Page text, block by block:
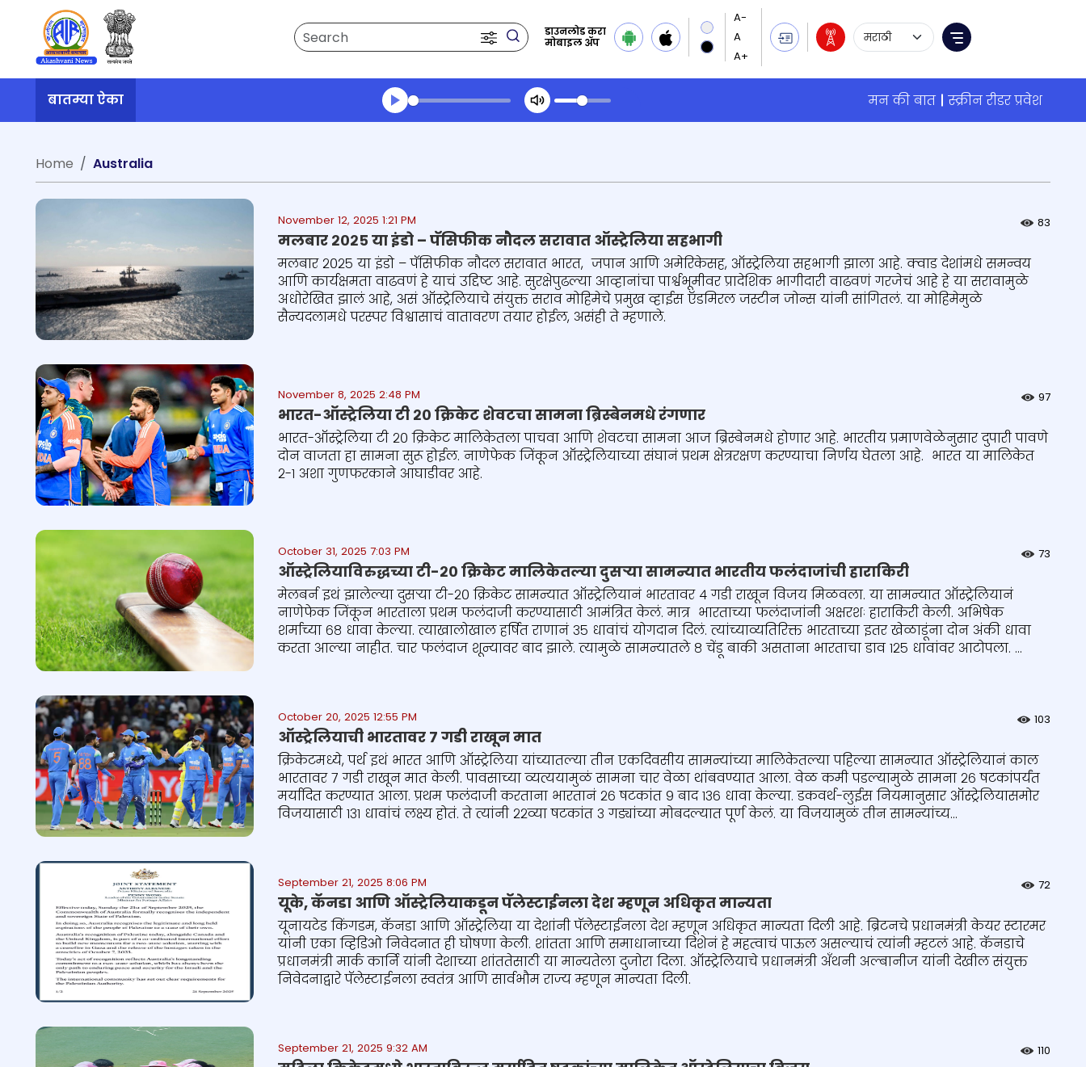
Search
डाउनलोड करा
मोबाइल ॲप
Language Selection
Menu
बातम्या ऐका मन की बात
स्क्रीन रीडर प्रवेश
Transcript summary
Home
Australia
November 12, 2025 1:21 PM 83
मलबार २०२५ या इंडो – पॅसिफीक नौदल सरावात ऑस्ट्रेलिया सहभागी
मलबार २०२५ या इंडो – पॅसिफीक नौदल सरावात भारत, जपान आणि अमेरिकेसह, ऑस्ट्रेलिया सहभागी झाला आहे. क्वाड देशांमधे समन्वय
आणि कार्यक्षमता वाढवणं हे याचं उद्दिष्ट आहे. सुरक्षेपुढल्या आव्हानांचा पार्श्वभूमीवर प्रादेशिक भागीदारी वाढवणं गरजेचं आहे हे या सरावामुळे
अधोरेखित झालं आहे, असं ऑस्ट्रेलियाचे संयुक्त सराव मोहिमेचे प्रमुख व्हाईस ऍडमिरल जस्टीन जोन्स यांनी सांगितलं. या मोहिमेमुळे
सैन्यदलामधे परस्पर विश्वासाचं वातावरण तयार होईल, असंही ते म्हणाले.
November 8, 2025 2:48 PM 97
भारत-ऑस्ट्रेलिया टी २० क्रिकेट शेवटचा सामना ब्रिस्बेनमधे रंगणार
भारत-ऑस्ट्रेलिया टी २० क्रिकेट मालिकेतला पाचवा आणि शेवटचा सामना आज ब्रिस्बेनमधे होणार आहे. भारतीय प्रमाणवेळेनुसार दुपारी पावणे
दोन वाजता हा सामना सुरू होईल. नाणेफेक जिंकून ऑस्ट्रेलियाच्या संघानं प्रथम क्षेत्ररक्षण करण्याचा निर्णय घेतला आहे. भारत या मालिकेत
२-१ अशा गुणफरकाने आघाडीवर आहे.
bat on green grass of cricket
pitch
October 31, 2025 7:03 PM 73
ऑस्ट्रेलियाविरुद्धच्या टी-२० क्रिकेट मालिकेतल्या दुसऱ्या सामन्यात भारतीय फलंदाजांची हाराकिरी
मेलबर्न इथं झालेल्या दुसऱ्या टी-२० क्रिकेट सामन्यात ऑस्ट्रेलियानं भारतावर ४ गडी राखून विजय मिळवला. या सामन्यात ऑस्ट्रेलियानं
नाणेफेक जिंकून भारताला प्रथम फलंदाजी करण्यासाठी आमंत्रित केलं. मात्र भारताच्या फलंदाजांनी अक्षरशः हाराकिरी केली. अभिषेक
शर्माच्या ६८ धावा केल्या. त्याखालोखाल हर्षित राणानं ३५ धावांचं योगदान दिलं. त्यांच्याव्यतिरिक्त भारताच्या इतर खेळाडूंना दोन अंकी धावा
करता आल्या नाहीत. चार फलंदाज शून्यावर बाद झाले. त्यामुळे सामन्यातले ८ चेंडू बाकी असताना भारताचा डाव १२५ धावांवर आटोपला. ...
October 20, 2025 12:55 PM 103
ऑस्ट्रेलियाची भारतावर ७ गडी राखून मात
क्रिकेटमध्ये, पर्थ इथं भारत आणि ऑस्ट्रेलिया यांच्यातल्या तीन एकदिवसीय सामन्यांच्या मालिकेतल्या पहिल्या सामन्यात ऑस्ट्रेलियानं काल
भारतावर ७ गडी राखून मात केली. पावसाच्या व्यत्ययामुळं सामना चार वेळा थांबवण्यात आला. वेळ कमी पडल्यामुळे सामना २६ षटकांपर्यंत
मर्यादित करण्यात आला. प्रथम फलंदाजी करताना भारतानं २६ षटकांत ९ बाद १३६ धावा केल्या. डकवर्थ-लुईस नियमानुसार ऑस्ट्रेलियासमोर
विजयासाठी १३१ धावांचं लक्ष्य होतं. ते त्यांनी २२व्या षटकांत ३ गड्यांच्या मोबदल्यात पूर्ण केलं. या विजयामुळं तीन सामन्यांच्य...
September 21, 2025 8:06 PM 72
यूके, कॅनडा आणि ऑस्ट्रेलियाकडून पॅलेस्टाईनला देश म्हणून अधिकृत मान्यता
यूनायटेड किंगडम, कॅनडा आणि ऑस्ट्रेलिया या देशांनी पॅलेस्टाईनला देश म्हणून अधिकृत मान्यता दिली आहे. ब्रिटनचे प्रधानमंत्री केयर स्टारमर
यांनी एका व्हिडिओ निवेदनात ही घोषणा केली. शांतता आणि समाधानाच्या दिशेनं हे महत्वाचं पाऊल असल्याचं त्यांनी म्हटलं आहे. कॅनडाचे
प्रधानमंत्री मार्क कार्नि यांनी देशाच्या शांततेसाठी या मान्यतेला दुजोरा दिला. ऑस्ट्रेलियाचे प्रधानमंत्री अँथनी अल्बानीज यांनी देखील संयुक्त
निवेदनाद्वारे पॅलेस्टाईनला स्वतंत्र आणि सार्वभौम राज्य म्हणून मान्यता दिली.
September 21, 2025 9:32 AM 110